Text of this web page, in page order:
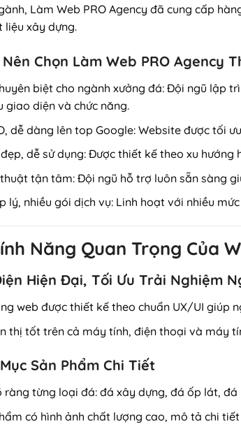
Làm Web PRO Agency đã cung cấp
liệu xây dựng.
Nên Chọn Làm Web PRO Agency
biệt cho ngành xưởng đá: Đội ngũ lập
giao diện và chức năng.
dễ dàng lên top Google: Website được tối
dễ sử dụng: Được thiết kế theo xu
tận tâm: Đội ngũ hỗ trợ luôn sẵn sàng
lý, nhiều gói dịch vụ: Linh hoạt với nhiều
Năng Quan Trọng Của
Hiện Đại, Tối Ưu Trải Nghiệm
web được thiết kế theo chuẩn UX/UI giúp
thị tốt trên cả máy tính, điện thoại và máy
Sản Phẩm Chi Tiết
ràng từng loại đá: đá xây dựng, đá ốp lát,
có hình ảnh chất lượng cao, mô tả chi